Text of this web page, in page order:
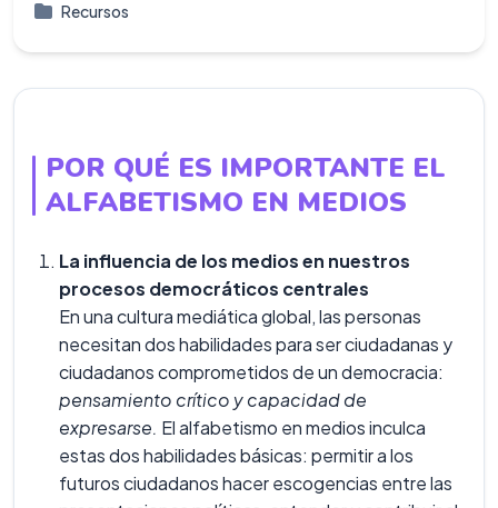
Recursos
POR QUÉ ES IMPORTANTE EL
ALFABETISMO EN MEDIOS
La influencia de los medios en nuestros
procesos democráticos centrales
En una cultura mediática global, las personas
necesitan dos habilidades para ser ciudadanas y
ciudadanos comprometidos de un democracia:
pensamiento crítico y capacidad de
expresarse. El alfabetismo en medios inculca
estas dos habilidades básicas: permitir a los
futuros ciudadanos hacer escogencias entre las